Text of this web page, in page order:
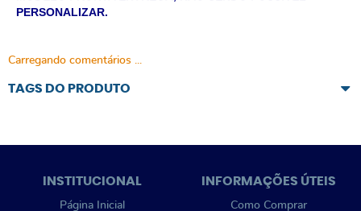
PERSONALIZAR.
Carregando comentários ...
TAGS DO PRODUTO
INSTITUCIONAL
Página Inicial
INFORMAÇÕES ÚTEIS
Como Comprar